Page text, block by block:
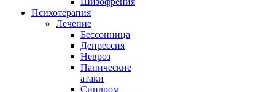
Психотерапия
Лечение
Бессонница
Депрессия
Невроз
Панические
атаки
Синдром